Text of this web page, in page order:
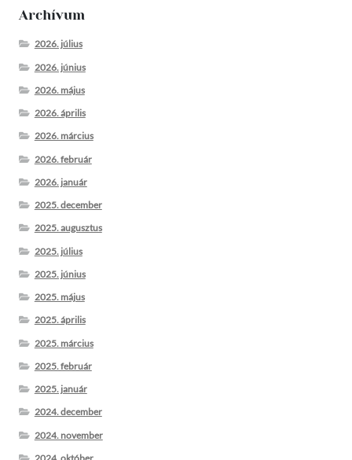
Archívum
2026. július
2026. június
2026. május
2026. április
2026. március
2026. február
2026. január
2025. december
2025. augusztus
2025. július
2025. június
2025. május
2025. április
2025. március
2025. február
2025. január
2024. december
2024. november